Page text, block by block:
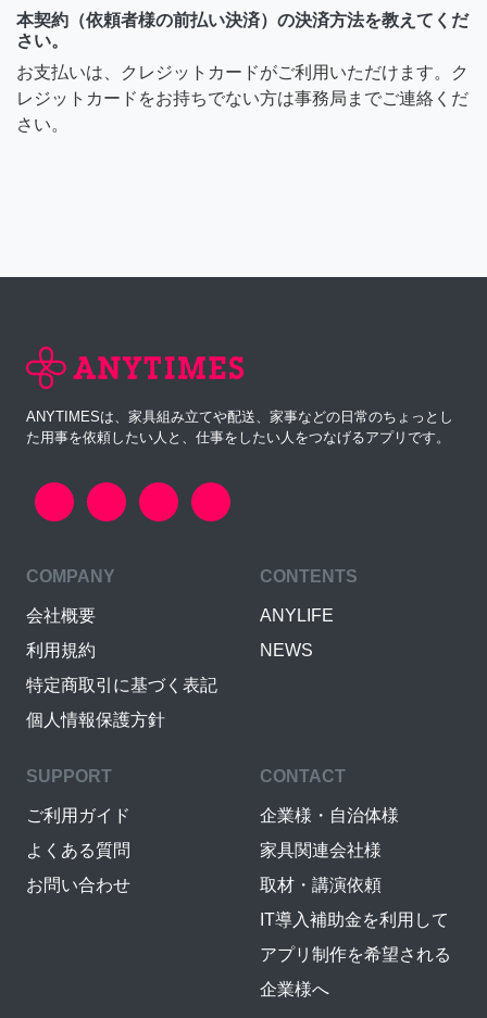
本契約（依頼者様の前払い決済）の決済方法を教えてくだ
さい。
お支払いは、クレジットカードがご利用いただけます。ク
レジットカードをお持ちでない方は事務局までご連絡くだ
さい。
ANYTIMESは、家具組み立てや配送、家事などの日常のちょっとし
た用事を依頼したい人と、仕事をしたい人をつなげるアプリです。
COMPANY
会社概要
利用規約
特定商取引に基づく表記
個人情報保護方針
CONTENTS
ANYLIFE
NEWS
SUPPORT
ご利用ガイド
よくある質問
お問い合わせ
CONTACT
企業様・自治体様
家具関連会社様
取材・講演依頼
IT導入補助金を利用して
アプリ制作を希望される
企業様へ